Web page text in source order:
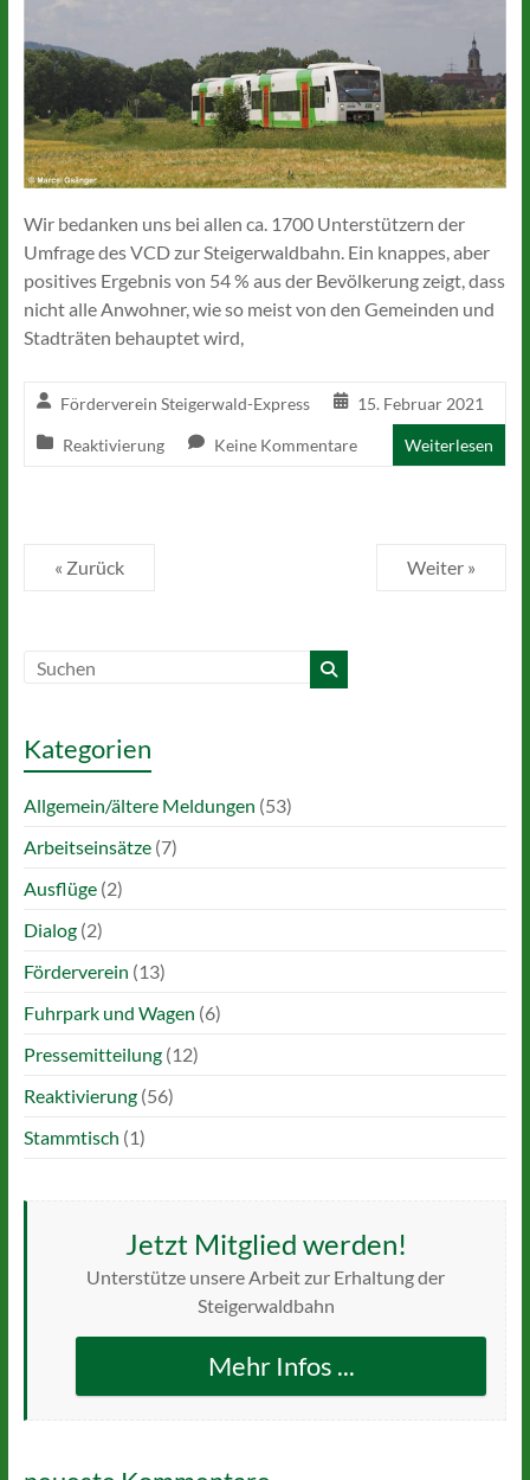
Wir bedanken uns bei allen ca. 1700 Unterstützern der
Umfrage des VCD zur Steigerwaldbahn. Ein knappes, aber
positives Ergebnis von 54 % aus der Bevölkerung zeigt, dass
nicht alle Anwohner, wie so meist von den Gemeinden und
Stadträten behauptet wird,
Förderverein Steigerwald-Express 15. Februar 2021
Reaktivierung Keine Kommentare Weiterlesen
« Zurück Weiter »
Kategorien
Allgemein/ältere Meldungen (53)
Arbeitseinsätze(7)
Ausflüge(2)
Dialog(2)
Förderverein (13)
Fuhrpark und Wagen (6)
Pressemitteilung(12)
Reaktivierung(56)
Stammtisch (1)
Jetzt Mitglied werden!
Unterstütze unsere Arbeit zur Erhaltung der
Steigerwaldbahn
Mehr Infos ...